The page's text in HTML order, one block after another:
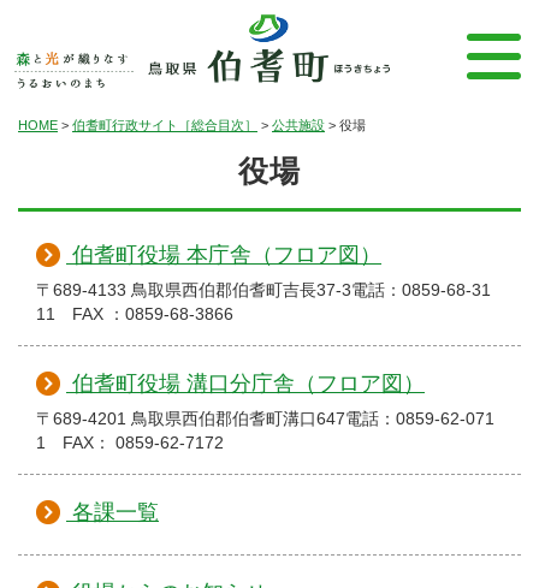
HOME > 伯耆町行政サイト［総合目次］ > 公共施設 > 役場
役場
伯耆町役場 本庁舎（フロア図）
〒689-4133 鳥取県西伯郡伯耆町吉長37-3電話：0859-68-31
11 FAX ：0859-68-3866
伯耆町役場 溝口分庁舎（フロア図）
〒689-4201 鳥取県西伯郡伯耆町溝口647電話：0859-62-071
1 FAX： 0859-62-7172
各課一覧